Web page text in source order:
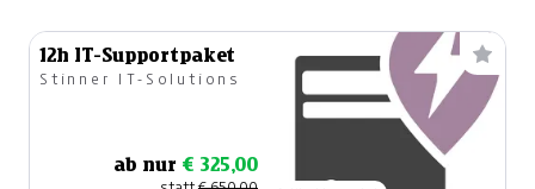
12h IT-Supportpaket
Stinner IT-Solutions
ab nur € 325,00